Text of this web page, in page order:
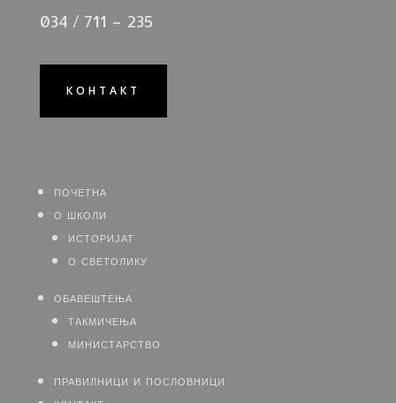
034 / 711 – 235
КОНТАКТ
почетна
о школи
историјат
о светолику
обавештења
такмичења
министарство
правилници и пословници